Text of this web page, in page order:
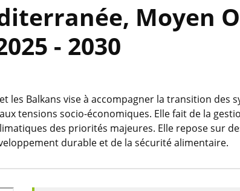
Moyen
- 2030
les Balkans vise à accompagner la transition des
tensions socio-économiques. Elle fait de la
des priorités majeures. Elle repose sur
durable et de la sécurité alimentaire.